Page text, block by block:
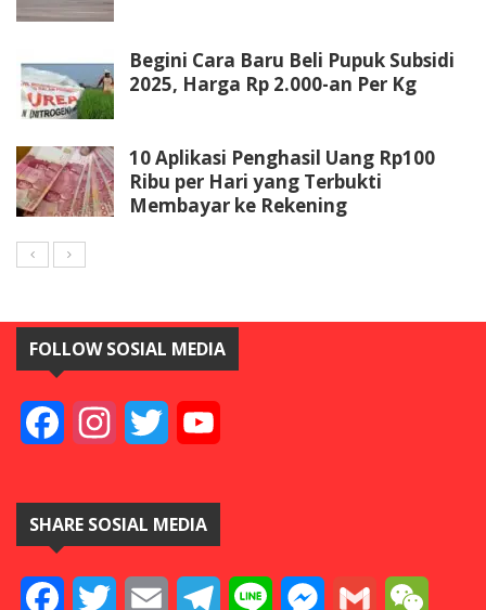
Begini Cara Baru Beli Pupuk Subsidi
2025, Harga Rp 2.000-an Per Kg
10 Aplikasi Penghasil Uang Rp100
Ribu per Hari yang Terbukti
Membayar ke Rekening
FOLLOW SOSIAL MEDIA
FacebookInstagramTwitter
SHARE SOSIAL MEDIA
FacebookTwitter Email TelegramLine Messenger
Gmail